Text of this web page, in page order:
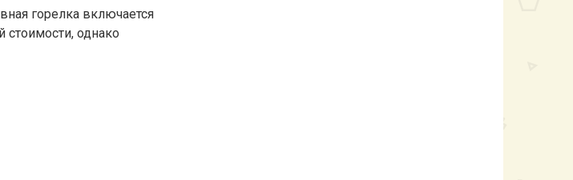
горелка включается
стоимости, однако